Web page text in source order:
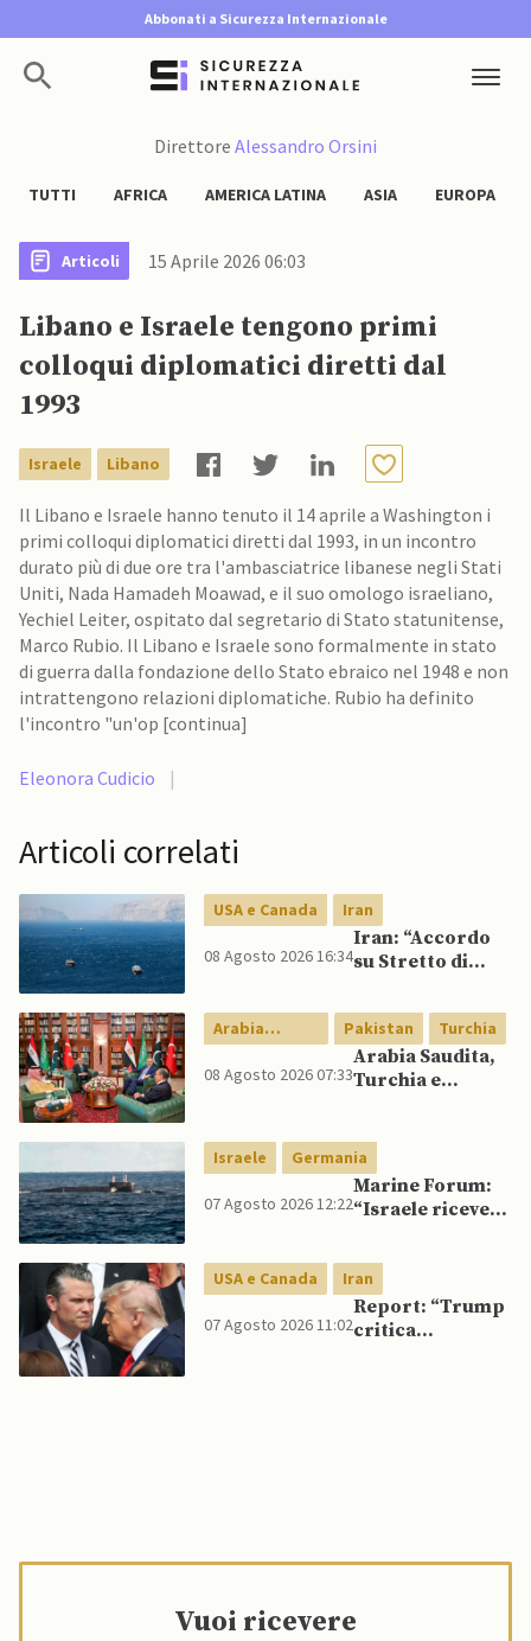
Abbonati a Sicurezza Internazionale
Direttore Alessandro Orsini
TUTTI AFRICA AMERICA LATINA ASIA EUROPA
Articoli 15 Aprile 2026 06:03
Libano e Israele tengono primi
colloqui diplomatici diretti dal
1993
Israele Libano
Il Libano e Israele hanno tenuto il 14 aprile a Washington i
primi colloqui diplomatici diretti dal 1993, in un incontro
durato più di due ore tra l'ambasciatrice libanese negli Stati
Uniti, Nada Hamadeh Moawad, e il suo omologo israeliano,
Yechiel Leiter, ospitato dal segretario di Stato statunitense,
Marco Rubio. Il Libano e Israele sono formalmente in stato
di guerra dalla fondazione dello Stato ebraico nel 1948 e non
intrattengono relazioni diplomatiche. Rubio ha definito
l'incontro "un'op [continua]
Eleonora Cudicio |
Articoli correlati
USA e Canada Iran
08 Agosto 2026 16:34
Iran: “Accordo
su Stretto di
ma non aprirà il
canale”
Arabia
Saudita
Pakistan Turchia
08 Agosto 2026 07:33
Arabia Saudita,
Turchia e
reciproca
Israele Germania
07 Agosto 2026 12:22
Marine Forum:
“Israele riceve
Drakon dopo 14
anni”
USA e Canada Iran
07 Agosto 2026 11:02
Report: “Trump
critica
Vuoi ricevere